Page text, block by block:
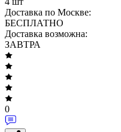
Доставка по Москве:
БЕСПЛАТНО
Доставка возможна:
ЗАВТРА
0